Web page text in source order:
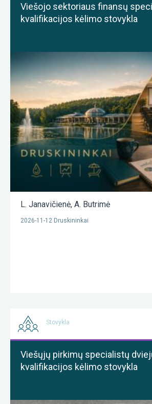
Viešojo sektoriaus finansų
kvalifikacijos kėlimo stovykla
L. Janavičienė, A. Butrimė
2026-11-12 Druskininkai
Stovykla
Viešųjų pirkimų specialistų
kvalifikacijos kėlimo stovykla